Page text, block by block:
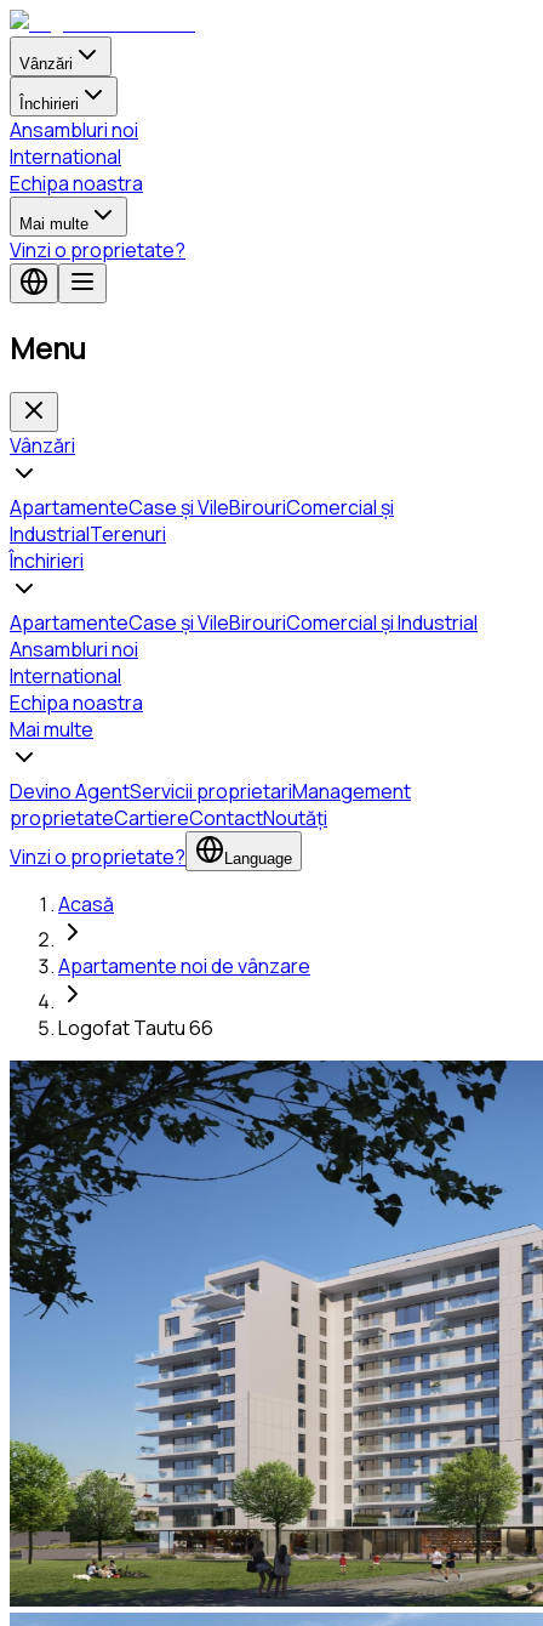
Vânzări
Închirieri
Ansambluri noi
International
Echipa noastra
Mai multe
Vinzi o proprietate?
Menu
Vânzări
ApartamenteCase și VileBirouriComercial și
IndustrialTerenuri
Închirieri
ApartamenteCase și VileBirouriComercial și Industrial
Ansambluri noi
International
Echipa noastra
Mai multe
Devino AgentServicii proprietariManagement
proprietateCartiereContactNoutăți
Vinzi o proprietate?
Language
Acasă
Apartamente noi de vânzare
Logofat Tautu 66